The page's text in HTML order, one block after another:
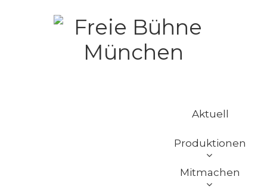
Aktuell
Produktionen
Mitmachen